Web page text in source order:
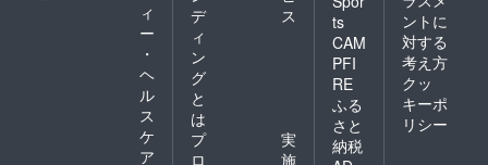
ィ
ー
・
ヘ
ル
ス
ケ
ア
デ
ィ
ン
グ
と
は
ス
プ
ロ
実
施
ts
CAM
PFI
RE
ふる
さと
納税
ントに
対する
考え方
クッ
キーポ
リシー